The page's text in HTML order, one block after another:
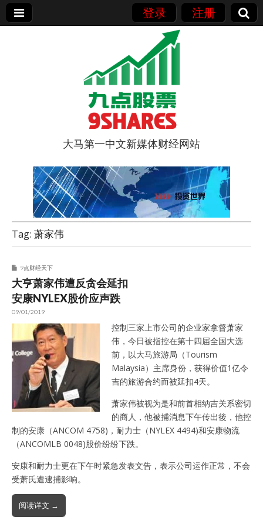
登录 注册
9点股票
大马第一中文新媒体财经网站
Tag: 萧家伟
9点财经天下
大亨萧家伟遭反贪会延扣
安康NYLEX股价应声跌
09/01/2019
控制三家上市公司的企业家拿督萧家
伟，今日被指控在第十四届全国大选
前，以大马旅游局（Tourism
Malaysia）主席身份，获得价值1亿令
吉的旅游合约而被延扣4天。
萧家伟被视为是和前首相纳吉关系密切
的商人，他被捕消息下午传出後，他控
制的安康（ANCOM 4758)，耐力士（NYLEX 4494)和安康物流
（ANCOMLB 0048)股价纷纷下跌。
安康和耐力士更在下午时紧急发表文告，表示公司运作正常，不会
受萧氏遭逮捕影响。
阅读详文 →